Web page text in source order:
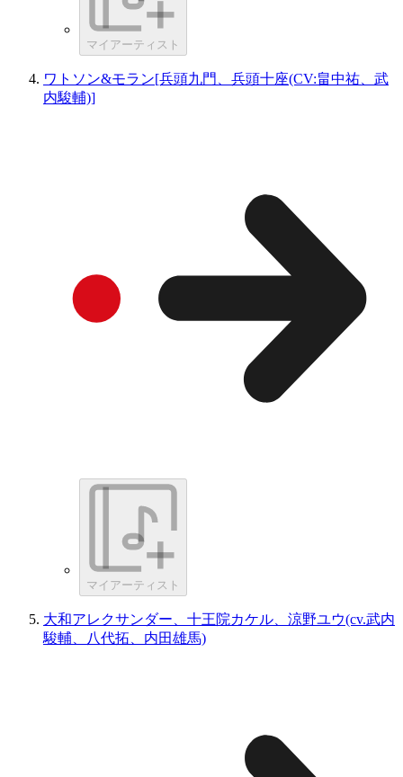
マイアーティスト
ワトソン&モラン[兵頭九門、兵頭十座(CV:畠中祐、武
内駿輔)]
マイアーティスト
大和アレクサンダー、十王院カケル、涼野ユウ(cv.武内
駿輔、八代拓、内田雄馬)